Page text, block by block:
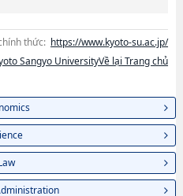
thức: https://www.kyoto-su.ac.jp/
Sangyo UniversityVề lại Trang chủ